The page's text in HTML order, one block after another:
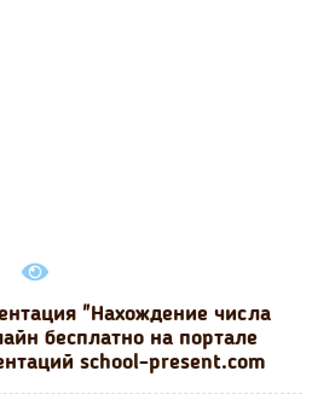
"Нахождение числа
бесплатно на портале
school-present.com